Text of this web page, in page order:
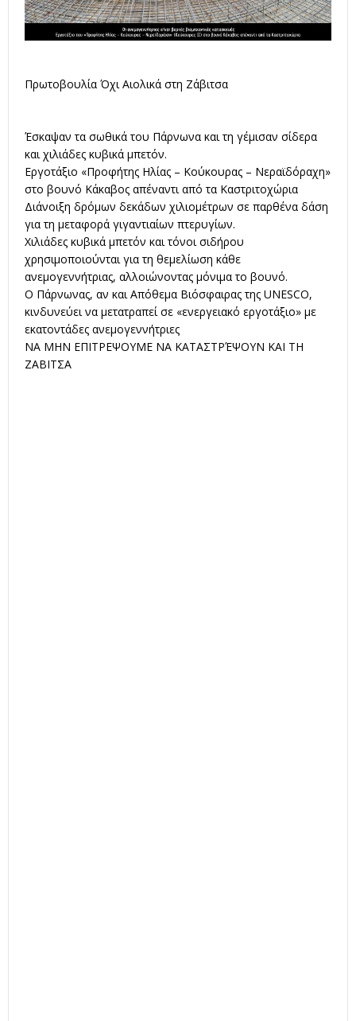
Πρωτοβουλία Όχι Αιολικά στη Ζάβιτσα
Έσκαψαν τα σωθικά του Πάρνωνα και τη γέμισαν σίδερα
και χιλιάδες κυβικά μπετόν.
Εργοτάξιο «Προφήτης Ηλίας – Κούκουρας – Νεραϊδόραχη»
στο βουνό Κάκαβος απέναντι από τα Καστριτοχώρια
Διάνοιξη δρόμων δεκάδων χιλιομέτρων σε παρθένα δάση
για τη μεταφορά γιγαντιαίων πτερυγίων.
Χιλιάδες κυβικά μπετόν και τόνοι σιδήρου
χρησιμοποιούνται για τη θεμελίωση κάθε
ανεμογεννήτριας, αλλοιώνοντας μόνιμα το βουνό.
Ο Πάρνωνας, αν και Απόθεμα Βιόσφαιρας της UNESCO,
κινδυνεύει να μετατραπεί σε «ενεργειακό εργοτάξιο» με
εκατοντάδες ανεμογεννήτριες
ΝΑ ΜΗΝ ΕΠΙΤΡΕΨΟΥΜΕ ΝΑ ΚΑΤΑΣΤΡΈΨΟΥΝ ΚΑΙ ΤΗ
ΖΑΒΙΤΣΑ